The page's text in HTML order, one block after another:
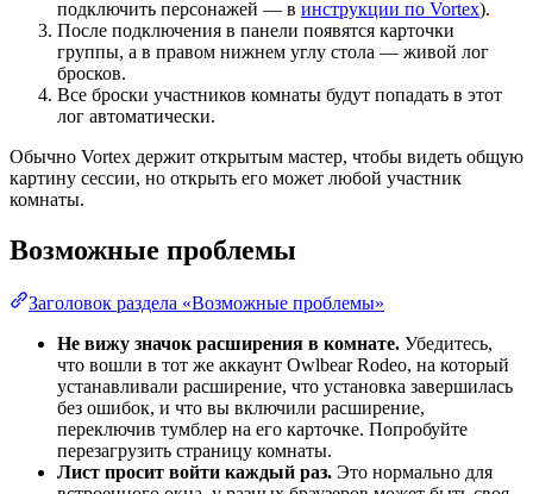
подключить персонажей — в инструкции по Vortex).
После подключения в панели появятся карточки
группы, а в правом нижнем углу стола — живой лог
бросков.
Все броски участников комнаты будут попадать в этот
лог автоматически.
Обычно Vortex держит открытым мастер, чтобы видеть общую
картину сессии, но открыть его может любой участник
комнаты.
Возможные проблемы
Заголовок раздела «Возможные проблемы»
Не вижу значок расширения в комнате. Убедитесь,
что вошли в тот же аккаунт Owlbear Rodeo, на который
устанавливали расширение, что установка завершилась
без ошибок, и что вы включили расширение,
переключив тумблер на его карточке. Попробуйте
перезагрузить страницу комнаты.
Лист просит войти каждый раз. Это нормально для